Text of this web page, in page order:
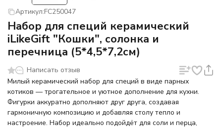
Артикул:FC250047
Набор для специй керамический
iLikeGift "Кошки", солонка и
перечница (5*4,5*7,2см)
Написать отзыв
Милый керамический набор для специй в виде парных
котиков — трогательное и уютное дополнение для кухни.
Фигурки аккуратно дополняют друг друга, создавая
гармоничную композицию и добавляя столу тепло и
настроение. Набор идеально подойдёт для соли и перца,